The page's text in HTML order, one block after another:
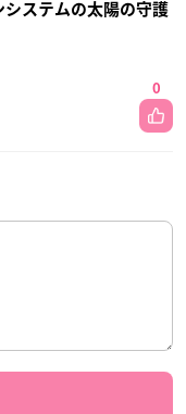
ステムの太陽の守護
0